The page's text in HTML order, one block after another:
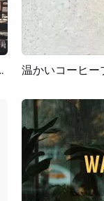
イリスト・YouTubeチャンネル紹介